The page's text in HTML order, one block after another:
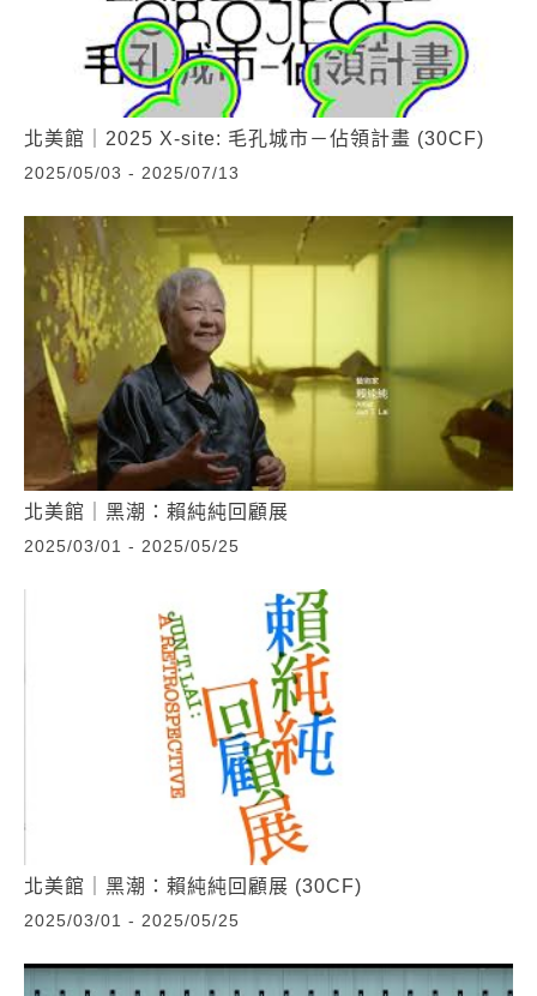
北美館｜2025 X-site: 毛孔城市－佔領計畫 (30CF)
2025/05/03 - 2025/07/13
北美館｜黑潮：賴純純回顧展
2025/03/01 - 2025/05/25
北美館｜黑潮：賴純純回顧展 (30CF)
2025/03/01 - 2025/05/25